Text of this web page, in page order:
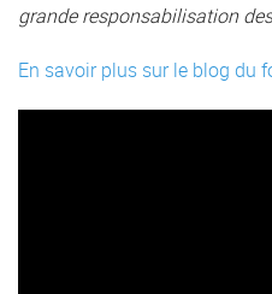
grande responsabilisation
En savoir plus sur le blog du